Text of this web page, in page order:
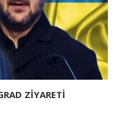
ZİYARETİ